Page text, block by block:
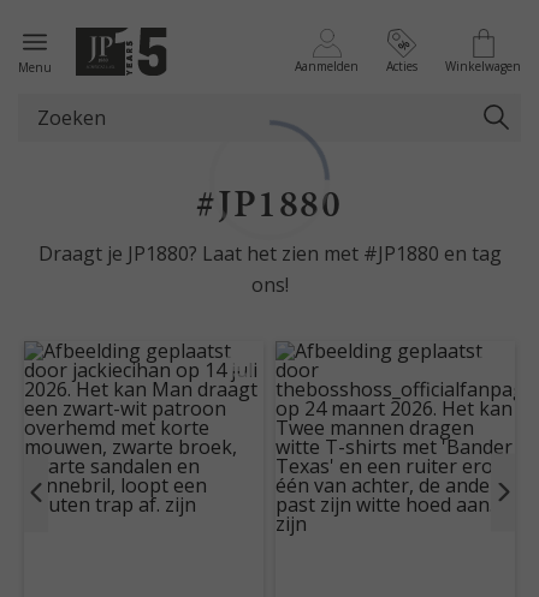
Menu Aanmelden Acties Winkelwagen
#JP1880
Draagt je JP1880? Laat het zien met #JP1880 en tag
ons!